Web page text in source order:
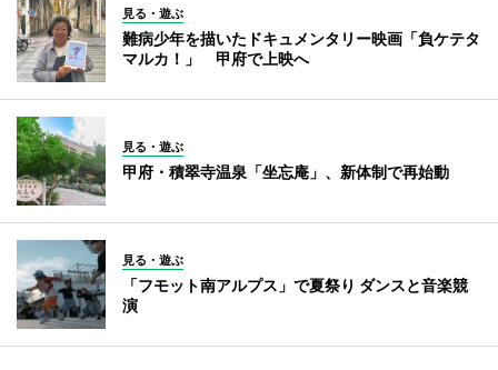
見る・遊ぶ
難病少年を描いたドキュメンタリー映画「負ケテタ
マルカ！」 甲府で上映へ
見る・遊ぶ
甲府・積翠寺温泉「坐忘庵」、新体制で再始動
見る・遊ぶ
「フモット南アルプス」で夏祭り ダンスと音楽競
演